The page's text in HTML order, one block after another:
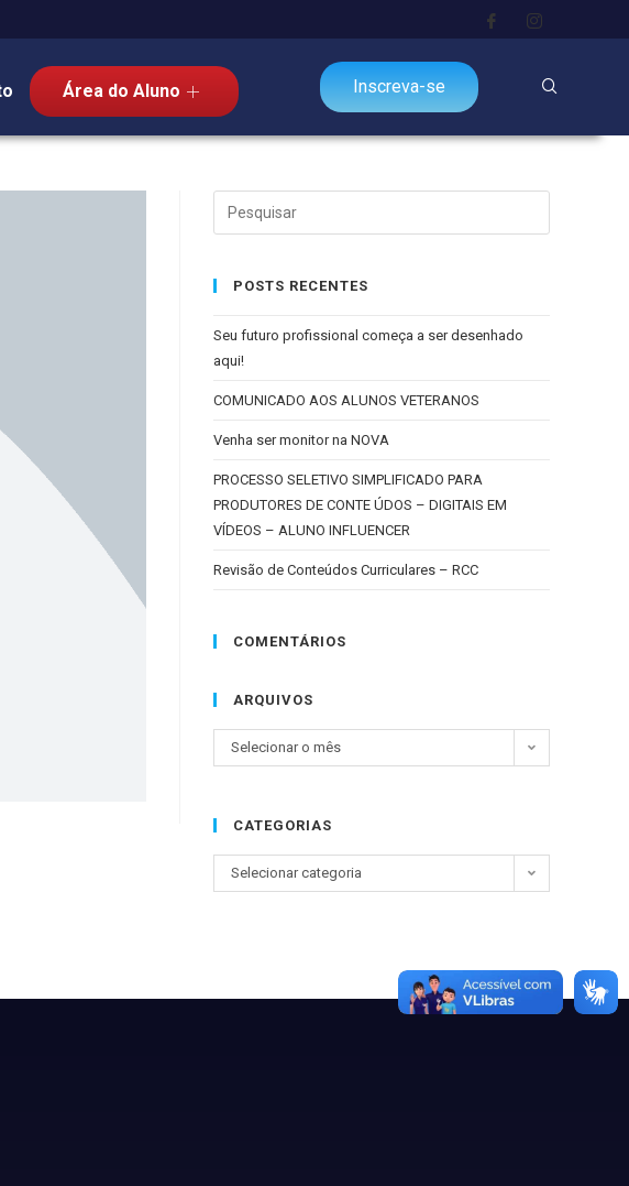
Área do Aluno Inscreva-se
POSTS RECENTES
Seu futuro profissional começa a ser desenhado
aqui!
COMUNICADO AOS ALUNOS VETERANOS
Venha ser monitor na NOVA
PROCESSO SELETIVO SIMPLIFICADO PARA
PRODUTORES DE CONTE ÚDOS – DIGITAIS EM
VÍDEOS – ALUNO INFLUENCER
Revisão de Conteúdos Curriculares – RCC
COMENTÁRIOS
ARQUIVOS
Selecionar o mês
CATEGORIAS
Selecionar categoria